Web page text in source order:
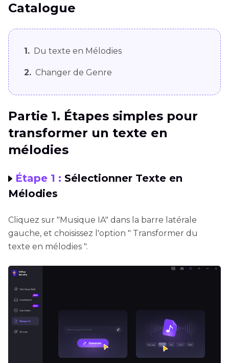
Catalogue
1. Du texte en Mélodies
2. Changer de Genre
Partie 1. Étapes simples pour
transformer un texte en
mélodies
Étape 1 : Sélectionner Texte en
Mélodies
Cliquez sur "Musique IA" dans la barre latérale
gauche, et choisissez l'option " Transformer du
texte en mélodies ".